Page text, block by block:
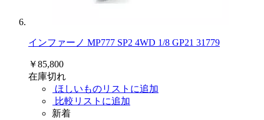
インファーノ MP777 SP2 4WD 1/8 GP21 31779
￥85,800
在庫切れ
ほしいものリストに追加
比較リストに追加
新着